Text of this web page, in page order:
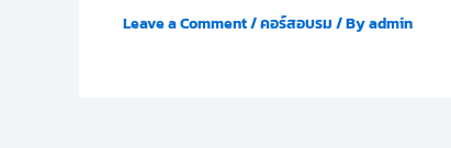
Leave a Comment/คอร์สอบรม/ Byadmin